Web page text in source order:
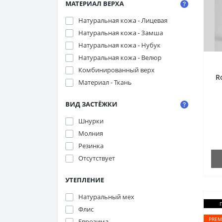
МАТЕРИАЛ ВЕРХА
Натуральная кожа - Лицевая
Натуральная кожа - Замша
Натуральная кожа - Нубук
Натуральная кожа - Велюр
Комбинированный верх
Материал - Ткань
ВИД ЗАСТЁЖКИ
Шнурки
Молния
Резинка
Отсутствует
УТЕПЛЕНИЕ
Натуральный мех
Флис